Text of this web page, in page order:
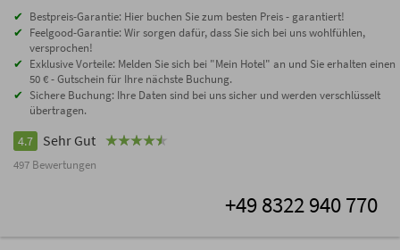
Bestpreis-Garantie: Hier buchen Sie zum besten Preis - garantiert!
Feelgood-Garantie: Wir sorgen dafür, dass Sie sich bei uns wohlfühlen,
versprochen!
Exklusive Vorteile: Melden Sie sich bei "Mein Hotel" an und Sie erhalten einen
50 € - Gutschein für Ihre nächste Buchung.
Sichere Buchung: Ihre Daten sind bei uns sicher und werden verschlüsselt
übertragen.
4.7 Sehr Gut
497 Bewertungen
+49 8322 940 770